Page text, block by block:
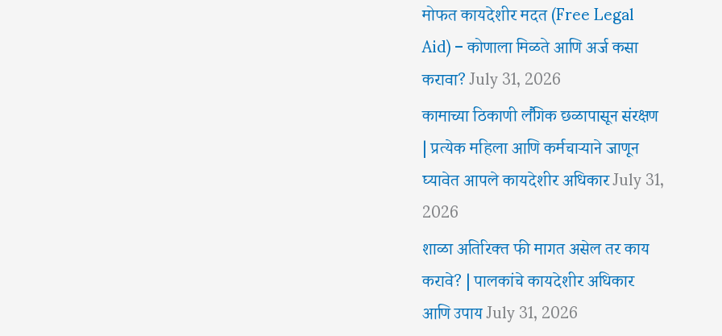
मोफत कायदेशीर मदत (Free Legal
Aid) – कोणाला मिळते आणि अर्ज कसा
करावा?July 31, 2026
कामाच्या ठिकाणी लैंगिक छळापासून संरक्षण
| प्रत्येक महिला आणि कर्मचाऱ्याने जाणून
घ्यावेत आपले कायदेशीर अधिकारJuly 31,
2026
शाळा अतिरिक्त फी मागत असेल तर काय
करावे? | पालकांचे कायदेशीर अधिकार
आणि उपायJuly 31, 2026